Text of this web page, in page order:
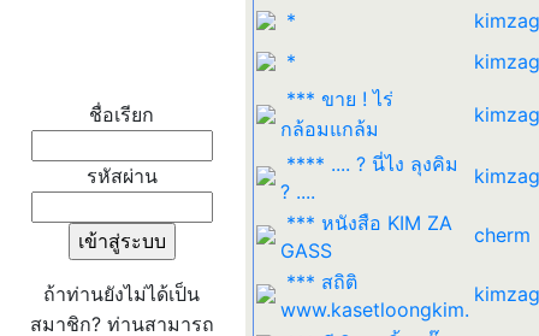
ชื่อเรียก
รหัสผ่าน
ถ้าท่านยังไม่ได้เป็น
สมาชิก? ท่านสามารถ
*
*
*** ขาย ! ไร่
กล้อมแกล้ม
**** .... ? นี่ไง ลุงคิม
? ....
*** หนังสือ KIM ZA
GASS
cherm
*** สถิติ
www.kasetloongkim.